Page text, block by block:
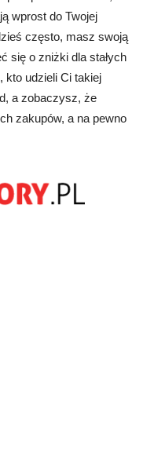
wprost do Twojej
często, masz swoją
się o zniżki dla stałych
kto udzieli Ci takiej
a zobaczysz, że
zakupów, a na pewno